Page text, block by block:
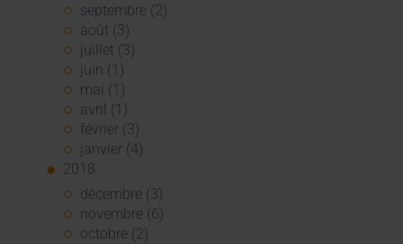
septembre (2)
août (3)
juillet (3)
juin (1)
mai (1)
avril (1)
février (3)
janvier (4)
2018
décembre (3)
novembre (6)
octobre (2)